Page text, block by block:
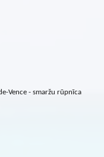
Vence - smaržu rūpnīca